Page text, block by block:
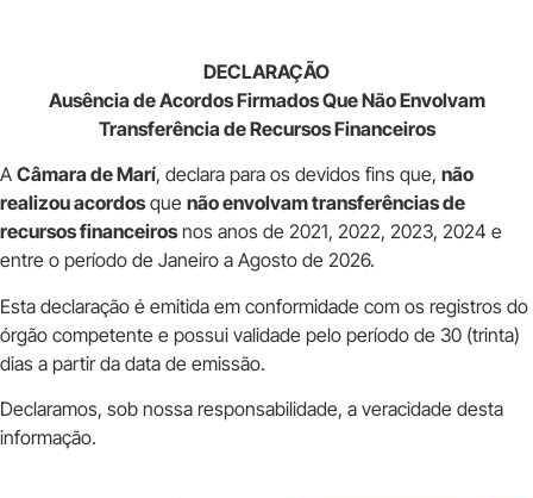
DECLARAÇÃO
Ausência de Acordos Firmados Que Não Envolvam
Transferência de Recursos Financeiros
A Câmara de Marí, declara para os devidos fins que, não
realizou acordos que não envolvam transferências de
recursos financeiros nos anos de 2021, 2022, 2023, 2024 e
entre o período de Janeiro a Agosto de 2026.
Esta declaração é emitida em conformidade com os registros do
órgão competente e possui validade pelo período de 30 (trinta)
dias a partir da data de emissão.
Declaramos, sob nossa responsabilidade, a veracidade desta
informação.